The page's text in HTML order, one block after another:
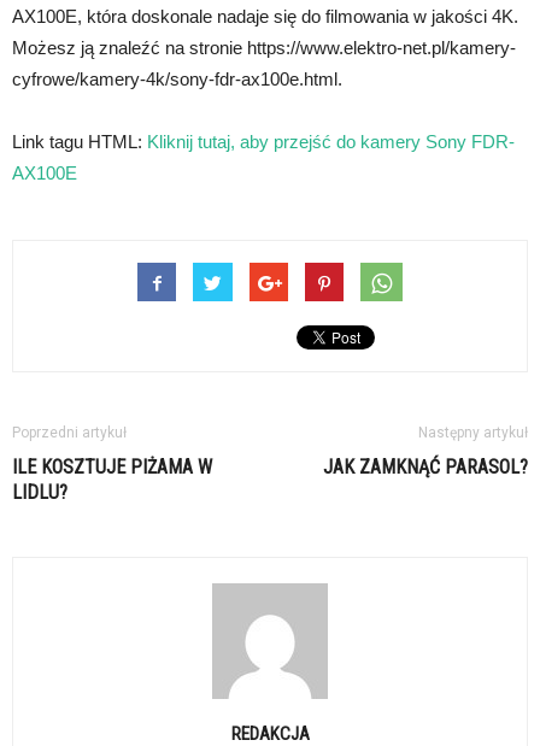
AX100E, która doskonale nadaje się do filmowania w jakości 4K.
Możesz ją znaleźć na stronie https://www.elektro-net.pl/kamery-
cyfrowe/kamery-4k/sony-fdr-ax100e.html.
Link tagu HTML: Kliknij tutaj, aby przejść do kamery Sony FDR-
AX100E
Poprzedni artykuł
ILE KOSZTUJE PIŻAMA W
LIDLU?
Następny artykuł
JAK ZAMKNĄĆ PARASOL?
REDAKCJA